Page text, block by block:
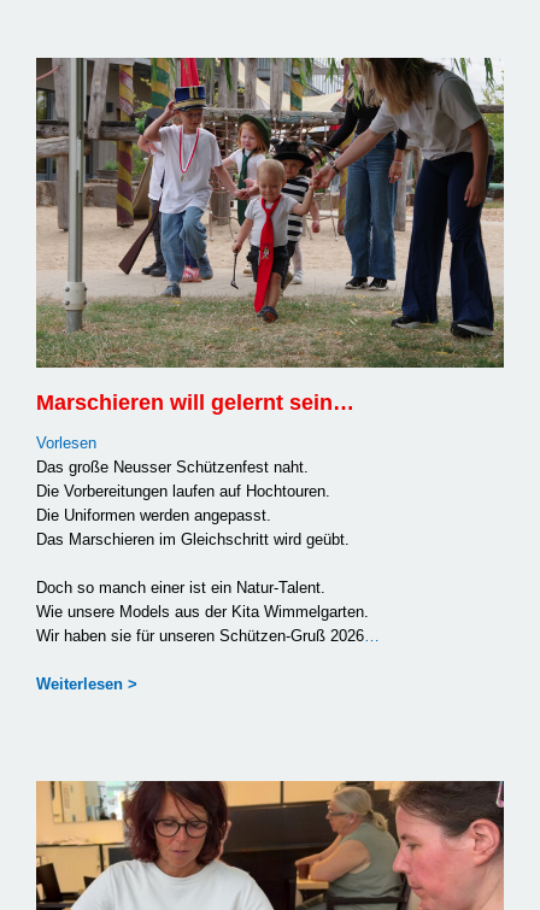
Marschieren will gelernt sein…
Vor­le­sen
Das gro­ße Neus­ser Schüt­zen­fest naht.
Die Vor­be­rei­tun­gen lau­fen auf Hoch­tou­ren.
Die Uni­for­men wer­den ange­passt.
Das Mar­schie­ren im Gleich­schritt wird geübt.
Doch so manch einer ist ein Natur-Talent.
Wie unse­re Models aus der Kita Wim­mel­gar­ten.
Wir haben sie für unse­ren Schützen-Gruß 2026
Wei­ter­le­sen >